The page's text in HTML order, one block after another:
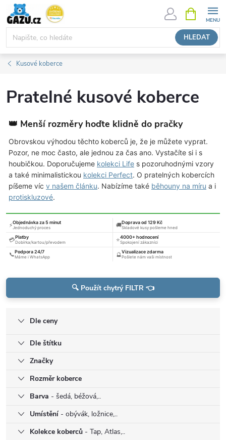
Přejít
obsah
HLEDAT
NÁKUPNÍ
KOŠÍK
Kusové koberce
Pratelné kusové koberce
👑 Menší rozměry hoďte klidně do pračky
Obrovskou výhodou těchto koberců je, že je můžete vyprat.
Pozor, ne moc často, ale jednou za čas ano. Vystačíte si i s
houbičkou. Doporučujeme kolekci Life s pozoruhodnými vzory
a také minimalistickou kolekci Perfect. O pratelných kobercích
píšeme víc v našem článku. Nabízíme také běhouny na míru a i
protiskluzové.
⚡Objednávka za 5 minut
Jednoduchý proces 🚚Doprava od 129 Kč
Skladové kusy pošleme hned
💳Platby
Dobírka/kartou/převodem ⭐4000+ hodnocení
Spokojení zákazníci
📞Podpora 24/7
Máme i WhatsApp 🔮Vizualizace zdarma
Pošlete nám vaši místnost
🔍 Použít chytrý FILTR 👈
Dle ceny
Dle štítku
Značky
Rozměr koberce
Barva - šedá, béžová,..
Umístění - obývák, ložnice,..
Kolekce koberců - Tap, Atlas,..